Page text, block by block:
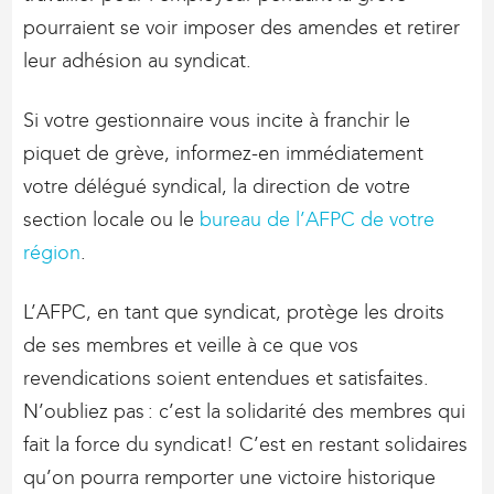
pourraient se voir imposer des amendes et retirer
leur adhésion au syndicat.
Si votre gestionnaire vous incite à franchir le
piquet de grève, informez-en immédiatement
votre délégué syndical, la direction de votre
section locale ou le bureau de l’AFPC de votre
région.
L’AFPC, en tant que syndicat, protège les droits
de ses membres et veille à ce que vos
revendications soient entendues et satisfaites.
N’oubliez pas : c’est la solidarité des membres qui
fait la force du syndicat! C’est en restant solidaires
qu’on pourra remporter une victoire historique